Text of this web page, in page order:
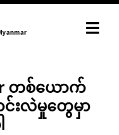
တစ်ယောက်
င်းလဲမှုတွေမှာ